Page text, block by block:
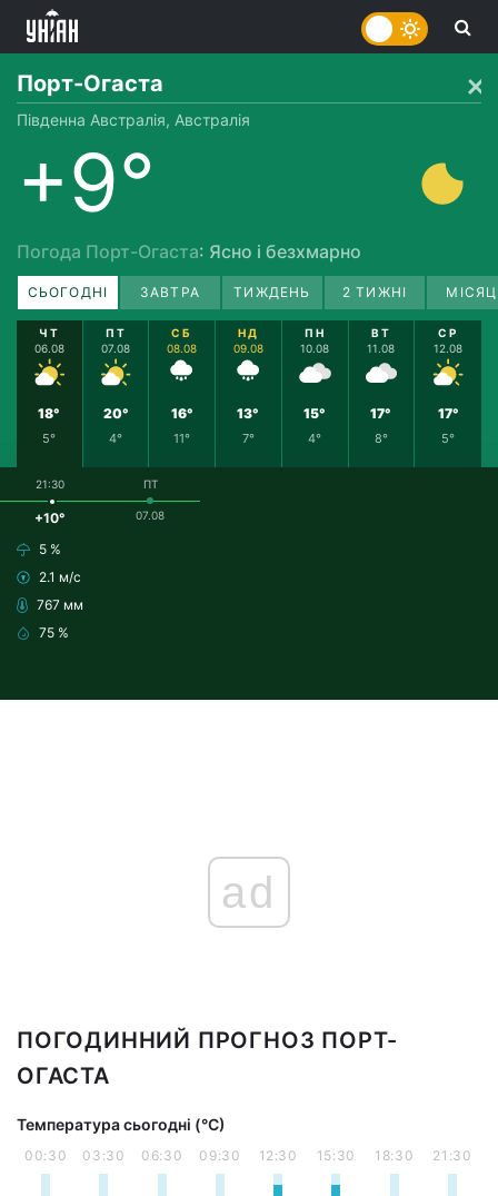
Порт-Огаста
Південна Австралія, Австралія
+9°
Погода Порт-Огаста: Ясно і безхмарно
СЬОГОДНІ ЗАВТРА ТИЖДЕНЬ 2 ТИЖНІ
ЧТ
06.08
18°
5°
ПТ
07.08
20°
4°
СБ
08.08
16°
11°
НД
09.08
13°
7°
ПН
10.08
15°
4°
ВТ
11.08
17°
8°
СР
12.08
17°
5°
21:30
+10°
5 %
2.1 м/с
767 мм
75 %
ПТ
07.08
ad
ПОГОДИННИЙ ПРОГНОЗ ПОРТ-
ОГАСТА
Температура сьогодні (°С)
00:30 03:30 06:30 09:30 12:30 15:30 18:30 21:30